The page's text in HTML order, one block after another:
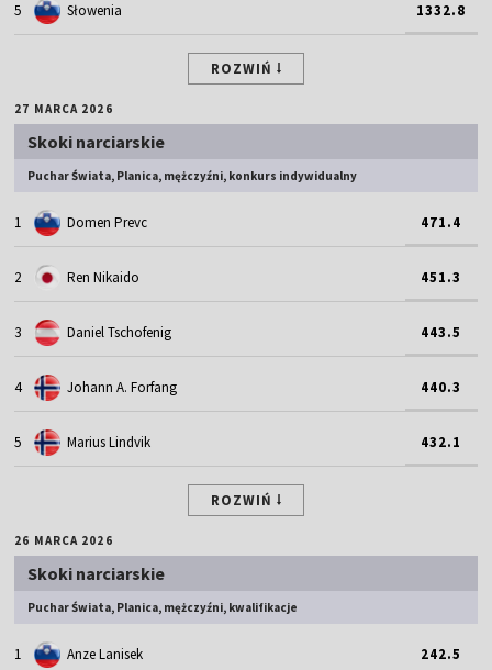
5 Słowenia 1332.8
ROZWIŃ
27 MARCA 2026
Skoki narciarskie
Puchar Świata, Planica, mężczyźni, konkurs indywidualny
1 Domen Prevc 471.4
2 Ren Nikaido 451.3
3 Daniel Tschofenig 443.5
4 Johann A. Forfang 440.3
5 Marius Lindvik 432.1
ROZWIŃ
26 MARCA 2026
Skoki narciarskie
Puchar Świata, Planica, mężczyźni, kwalifikacje
1 Anze Lanisek 242.5